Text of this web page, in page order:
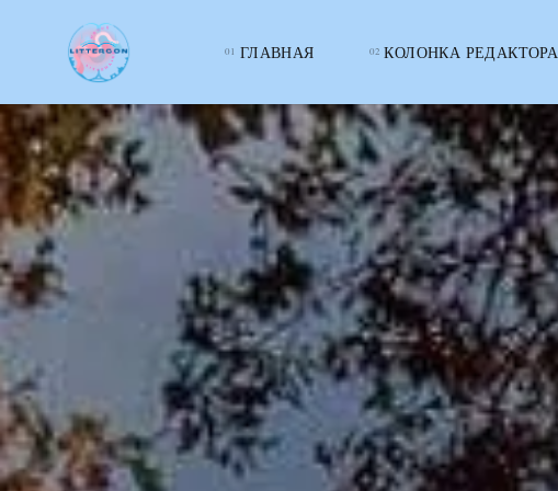
LITTERcon
ГЛАВНАЯ КОЛОНКА РЕДАКТОРА